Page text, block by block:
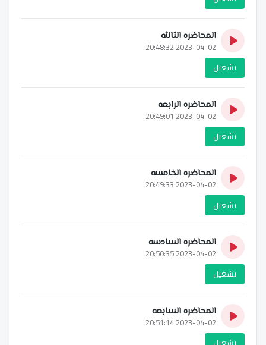
المحاضره الثالثه
2023-04-02 20:48:32
تشغيل
المحاضره الرابعه
2023-04-02 20:49:01
تشغيل
المحاضره الخامسه
2023-04-02 20:49:33
تشغيل
المحاضره السادسه
2023-04-02 20:50:35
تشغيل
المحاضره السابعه
2023-04-02 20:51:14